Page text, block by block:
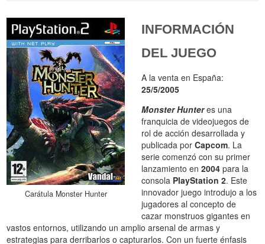
Carátula Monster Hunter
INFORMACIÓN
DEL JUEGO
A la venta en España:
25/5/2005
Monster Hunteres una
franquicia de videojuegos de
rol de acción desarrollada y
publicada porCapcom. La
serie comenzó con su primer
lanzamiento en2004 para la
consola PlayStation 2. Este
innovador juego introdujo a los
jugadores al concepto de
cazar monstruos gigantes en
vastos entornos, utilizando un amplio arsenal de armas y
estrategias para derribarlos o capturarlos. Con un fuerte énfasis